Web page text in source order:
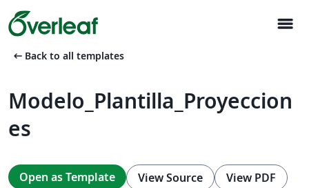
menu
arrow_left_alt Back to all templates
Modelo_Plantilla_Proyeccion
es
Open as Template View Source View PDF